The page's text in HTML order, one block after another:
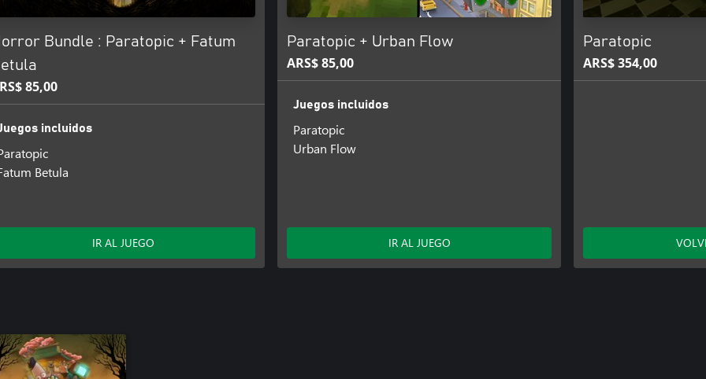
Bundle : Paratopic + Fatum
85,00
incluidos
Betula
IR AL JUEGO
Paratopic + Urban Flow
ARS$ 85,00
Juegos incluidos
Paratopic
Urban Flow
IR AL JUEGO
Paratopic
ARS$ 354,00